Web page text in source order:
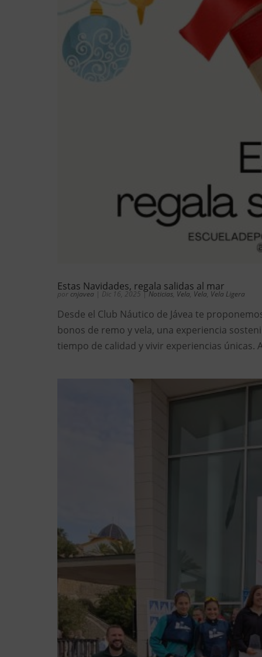
Estas Navidades, regala salidas al mar
por cnjavea | Dic 16, 2025 |Noticias Vela Vela Vela Ligera
Desde el Club Náutico de Jávea te
bonos de remo y vela, una experiencia
tiempo de calidad y vivir experiencias únicas.